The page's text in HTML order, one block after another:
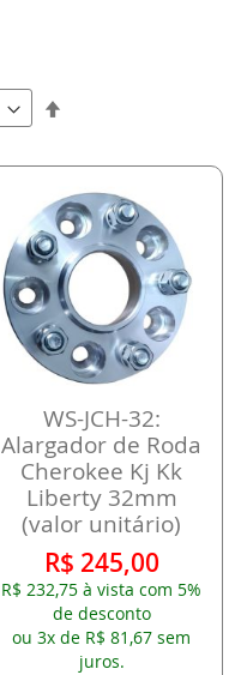
WS-JCH-32:
Alargador de Roda
Cherokee Kj Kk
Liberty 32mm
(valor unitário)
R$ 245,00
R$ 232,75 à vista com 5%
de desconto
ou 3x de R$ 81,67 sem
juros.